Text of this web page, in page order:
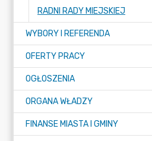
RADNI RADY MIEJSKIEJ
WYBORY I REFERENDA
OFERTY PRACY
OGŁOSZENIA
ORGANA WŁADZY
FINANSE MIASTA I GMINY